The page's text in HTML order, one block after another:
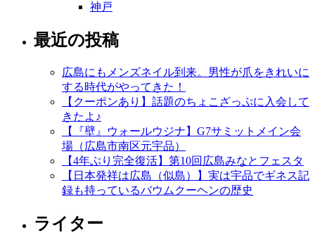
神戸
最近の投稿
広島にもメンズネイル到来。男性が爪をきれいに
する時代がやってきた！
【クーポンあり】話題のちょこざっぷに入会して
きたよ♪
【『壁』ウォールウジナ】G7サミットメイン会
場（広島市南区元宇品）
【4年ぶり完全復活】第10回広島みなとフェスタ
【日本発祥は広島（似島）】実は宇品でギネス記
録も持っているバウムクーヘンの歴史
ライター